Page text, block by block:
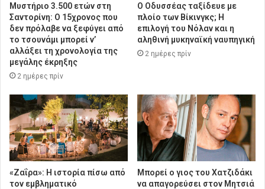
Μυστήριο 3.500 ετών στη
Σαντορίνη: Ο 15χρονος που
δεν πρόλαβε να ξεφύγει από
το τσουνάμι μπορεί ν’
αλλάξει τη χρονολογία της
μεγάλης έκρηξης
2 ημέρες πρίν
Ο Οδυσσέας ταξίδευε με
πλοίο των Βίκινγκς; Η
επιλογή του Νόλαν και η
αληθινή μυκηναϊκή ναυπηγική
2 ημέρες πρίν
«Ζαΐρα»: Η ιστορία πίσω από
τον εμβληματικό
Μπορεί ο γιος του Χατζιδάκι
να απαγορεύσει στον Μητσιά